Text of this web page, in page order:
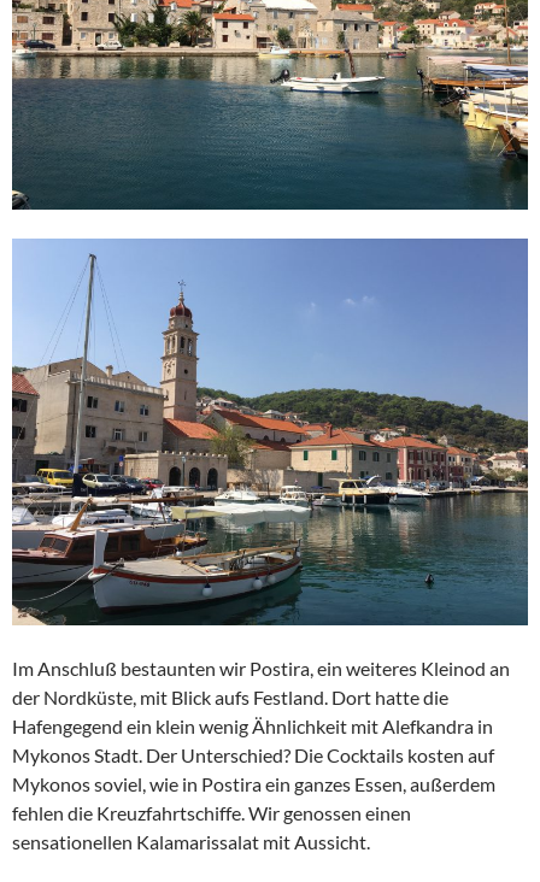
Im Anschluß bestaunten wir Postira, ein weiteres Kleinod an
der Nordküste, mit Blick aufs Festland. Dort hatte die
Hafengegend ein klein wenig Ähnlichkeit mit Alefkandra in
Mykonos Stadt. Der Unterschied? Die Cocktails kosten auf
Mykonos soviel, wie in Postira ein ganzes Essen, außerdem
fehlen die Kreuzfahrtschiffe. Wir genossen einen
sensationellen Kalamarissalat mit Aussicht.